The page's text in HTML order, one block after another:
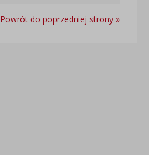
Powrót do poprzedniej strony »